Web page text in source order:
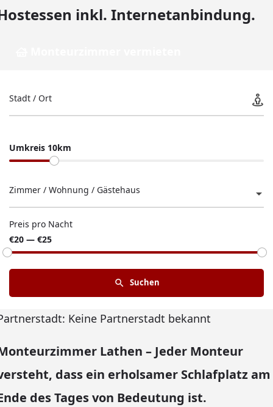
inkl. Internetanbindung.
Stadt / Ort
Umkreis 10km
Zimmer / Wohnung / Gästehaus
Preis pro Nacht
€20 — €25
Suchen
Keine Partnerstadt bekannt
Lathen – Jeder Monteur
dass ein erholsamer Schlafplatz am
des Tages von Bedeutung ist.